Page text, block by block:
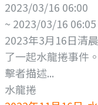
2023/03/16 06:00
~ 2023/03/16 06:05
2023年3月16日清
了一起水龍捲事件
擊者描述...
水龍捲